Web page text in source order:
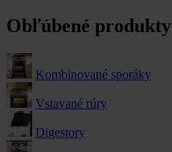
Obľúbené produkty
Kombinované sporáky
Vstavané rúry
Digestory